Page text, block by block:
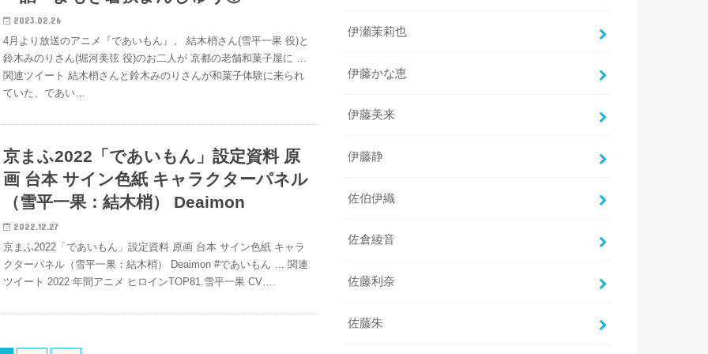
2023.02.26
4月より放送のアニメ『であいもん』。 結木梢さん(雪平一果 役)と
鈴木みのりさん(堀河美弦 役)のお二人が 京都の老舗和菓子屋に …
関連ツイート 結木梢さんと鈴木みのりさんが和菓子体験に来られ
ていた、であい…
京まふ2022「であいもん」設定資料 原
画 台本 サイン色紙 キャラクターパネル
（雪平一果：結木梢） Deaimon
2022.12.27
京まふ2022「であいもん」設定資料 原画 台本 サイン色紙 キャラ
クターパネル（雪平一果：結木梢） Deaimon #であいもん … 関連
ツイート 2022 年間アニメ ヒロインTOP81.雪平一果 CV….
伊瀬茉莉也
伊藤かな恵
伊藤美来
伊藤静
佐伯伊織
佐倉綾音
佐藤利奈
佐藤朱